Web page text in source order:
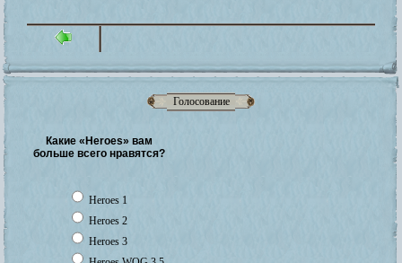
Голосование
Какие «Heroes» вам
больше всего нравятся?
Heroes 1
Heroes 2
Heroes 3